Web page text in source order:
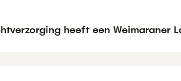
heeft een Weimaraner